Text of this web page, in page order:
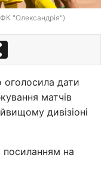
"Олександрія")
оголосила дати
матчів
дивізіоні
посиланням на